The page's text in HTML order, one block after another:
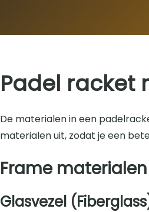
Padel racket
De materialen in een
materialen uit, zodat je een
Frame materialen
Glasvezel